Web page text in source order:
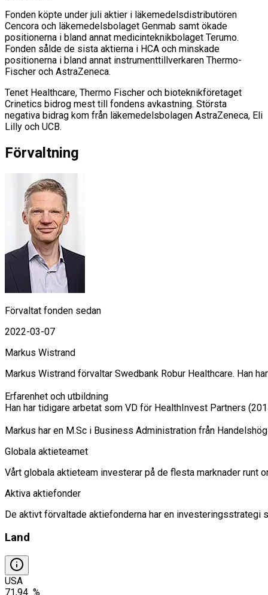
Fonden köpte under juli aktier i läkemedelsdistributören
Cencora och läkemedelsbolaget Genmab samt ökade
positionerna i bland annat medicinteknikbolaget Terumo.
Fonden sålde de sista aktierna i HCA och minskade
positionerna i bland annat instrumenttillverkaren Thermo-
Fischer och AstraZeneca.
Tenet Healthcare, Thermo Fischer och bioteknikföretaget
Crinetics bidrog mest till fondens avkastning. Största
negativa bidrag kom från läkemedelsbolagen AstraZeneca, Eli
Lilly och UCB.
Förvaltning
Förvaltat fonden sedan
2022-03-07
Markus Wistrand
Markus Wistrand förvaltar Swedbank Robur Healthcare. Han
Erfarenhet och utbildning
Han har tidigare arbetat som VD för HealthInvest Partners
Globala aktieteamet
Vårt globala aktieteam investerar på de flesta marknader runt
Aktiva aktiefonder
De aktivt förvaltade aktiefonderna har en investeringsstrategi
Land
USA
71,94 %